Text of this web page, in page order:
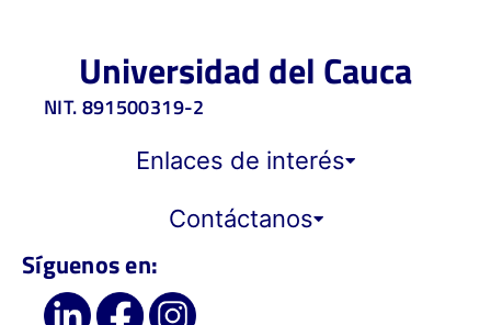
Universidad del Cauca
NIT. 891500319-2
Enlaces de interés
Contáctanos
Síguenos en: